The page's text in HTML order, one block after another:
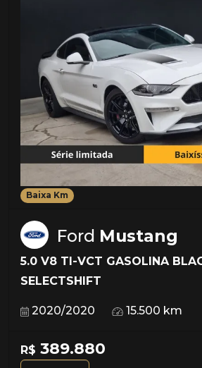
Baixa Km
Ford Mustang
5.0 V8 TI-VCT GASOLINA
SELECTSHIFT
2020/2020 15.500 km
R$ 389.880